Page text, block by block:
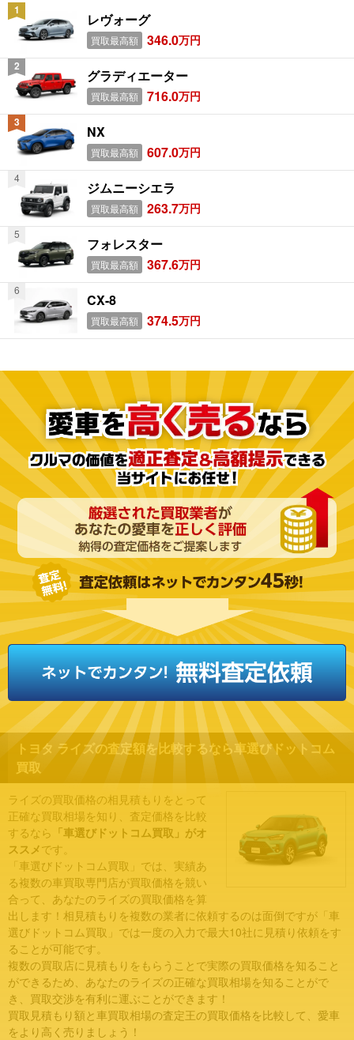
トヨタ ライズの査定額を比較するなら車選びドットコム
買取
ライズの買取価格の相見積もりをとって
正確な買取相場を知り、査定価格を比較
するなら 「車選びドットコム買取」がオ
ススメです。
「車選びドットコム買取」では、実績あ
る複数の車買取専門店が買取価格を競い
合って、あなたのライズの買取価格を算
出します！相見積もりを複数の業者に依頼するのは面倒ですが「車
選びドットコム買取」では一度の入力で最大10社に見積り依頼をす
ることが可能です。
複数の買取店に見積もりをもらうことで実際の買取価格を知ること
ができるため、あなたのライズの正確な買取相場を知ることがで
き、買取交渉を有利に運ぶことができます！
買取見積もり額と車買取相場の査定王の買取価格を比較して、愛車
をより高く売りましょう！
レヴォーグ
買取最高額 346.0万円
グラディエーター
買取最高額 716.0万円
NX
買取最高額 607.0万円
ジムニーシエラ
買取最高額 263.7万円
フォレスター
買取最高額 367.6万円
CX-8
買取最高額 374.5万円